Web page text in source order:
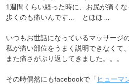
1週間くらい経った時に、お尻が痛くな
歩くのも痛いんです… とほほ…
いつもお世話になっているマッサージ
私が痛い部位をうまく説明できなくて
また痛さがぶり返してきました。。。
その時偶然にもfacebookで「 ヒューマ